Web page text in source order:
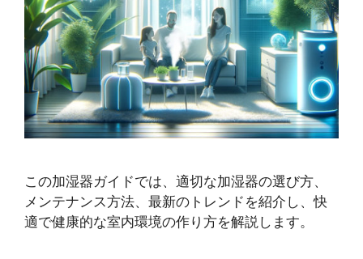
この加湿器ガイドでは、適切な加湿器の選び方、
メンテナンス方法、最新のトレンドを紹介し、快
適で健康的な室内環境の作り方を解説します。